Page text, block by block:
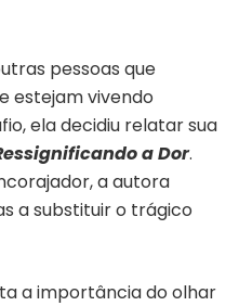
pessoas que
estejam vivendo
ela decidiu relatar sua
a Dor.
a autora
a substituir o trágico
a importância do olhar